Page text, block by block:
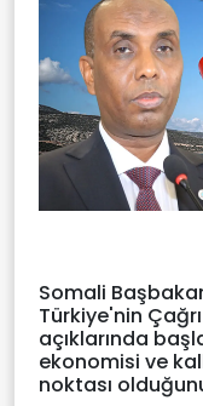
Somali
Türkiye'nin
açıklarında
ekonomisi ve
noktası